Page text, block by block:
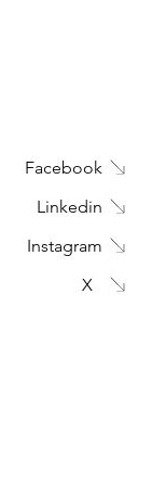
Facebook
Linkedin
Instagram
X